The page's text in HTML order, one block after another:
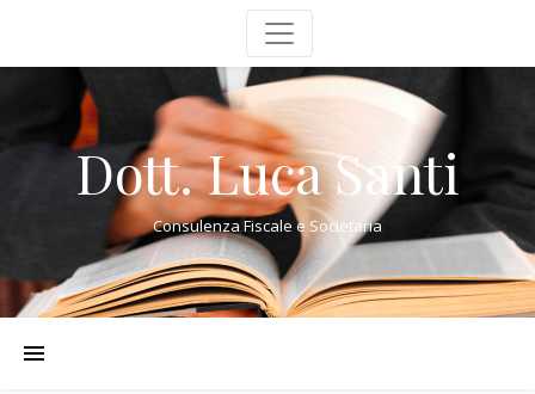
Dott. Luca Santi
Consulenza Fiscale e Societaria